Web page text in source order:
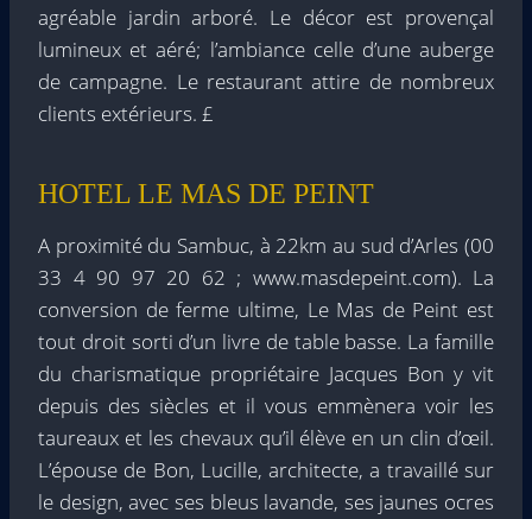
agréable jardin arboré. Le décor est provençal
lumineux et aéré; l’ambiance celle d’une auberge
de campagne. Le restaurant attire de nombreux
clients extérieurs. £
HOTEL LE MAS DE PEINT
A proximité du Sambuc, à 22km au sud d’Arles (00
33 4 90 97 20 62 ; www.masdepeint.com). La
conversion de ferme ultime, Le Mas de Peint est
tout droit sorti d’un livre de table basse. La famille
du charismatique propriétaire Jacques Bon y vit
depuis des siècles et il vous emmènera voir les
taureaux et les chevaux qu’il élève en un clin d’œil.
L’épouse de Bon, Lucille, architecte, a travaillé sur
le design, avec ses bleus lavande, ses jaunes ocres